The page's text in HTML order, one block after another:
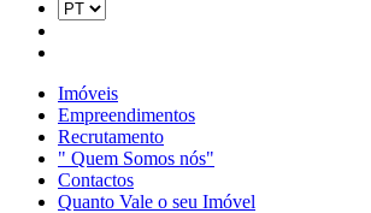
Imóveis
Empreendimentos
Recrutamento
" Quem Somos nós"
Contactos
Quanto Vale o seu Imóvel